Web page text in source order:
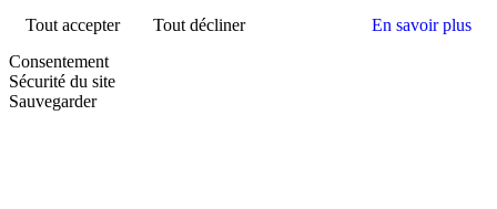
Tout accepter
Tout décliner
En savoir plus
Consentement
Sécurité du site
Sauvegarder